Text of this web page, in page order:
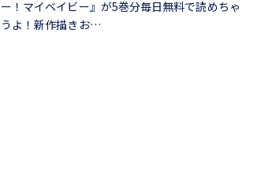
ー！マイベイビー』が5巻分毎日無料で読めちゃ
うよ！新作描きお…